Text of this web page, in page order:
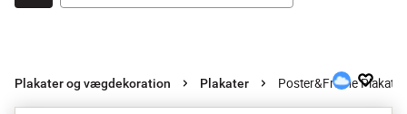
Plakater og vægdekoration Plakater Poster&Frame Plakat -